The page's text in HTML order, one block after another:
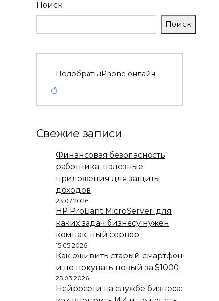
Поиск
Поиск
Подобрать iPhone онлайн
Свежие записи
Финансовая безопасность
работника: полезные
приложения для защиты
доходов
23.07.2026
HP ProLiant MicroServer: для
каких задач бизнесу нужен
компактный сервер
15.05.2026
Как оживить старый смартфон
и не покупать новый за $1000
25.03.2026
Нейросети на службе бизнеса: